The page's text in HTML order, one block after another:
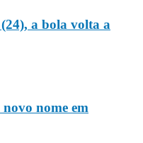
a bola volta a
nome em